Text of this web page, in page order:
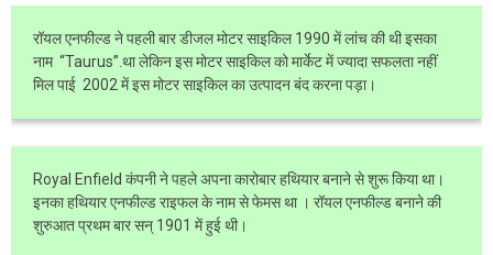
रॉयल एनफील्ड ने पहली बार डीजल मोटर साइकिल 1990 में लांच की थी इसका
नाम “Taurus”.था लेकिन इस मोटर साइकिल को मार्केट में ज्यादा सफलता नहीं
मिल पाई 2002 में इस मोटर साइकिल का उत्पादन बंद करना पड़ा।
Royal Enfield कंपनी ने पहले अपना कारोबार हथियार बनाने से शुरू किया था।
इनका हथियार एनफील्ड राइफल के नाम से फेमस था । रॉयल एनफील्ड बनाने की
शुरुआत प्रथम बार सन् 1901 में हुई थी।